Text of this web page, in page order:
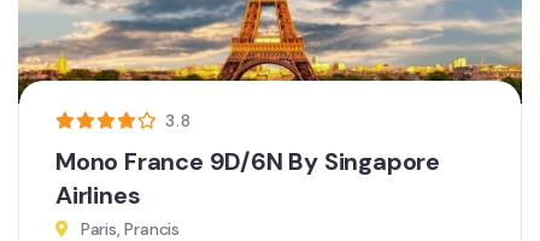
3.8
Mono France 9D/6N By Singapore
Airlines
Paris, Prancis